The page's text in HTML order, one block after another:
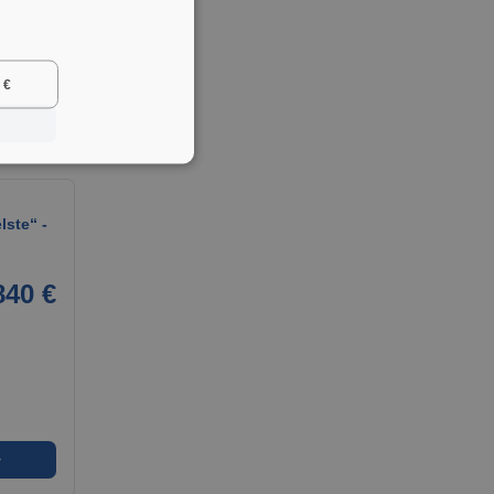
-
€
€